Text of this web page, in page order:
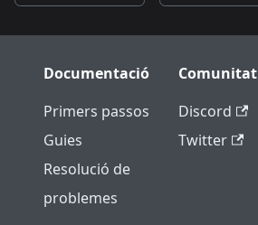
Documentació
Primers passos
Guies
Resolució de
problemes
Comunitat
Discord
Twitter